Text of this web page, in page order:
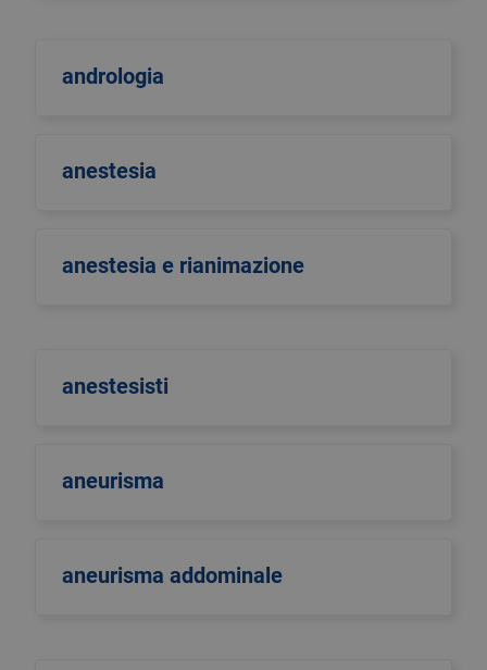
andrologia
anestesia
anestesia e rianimazione
anestesisti
aneurisma
aneurisma addominale